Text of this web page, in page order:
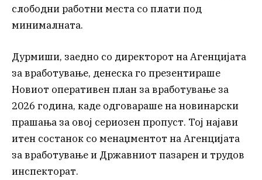
слободни работни места со плати под
минималната.
Дурмиши, заедно со директорот на Агенцијата
за вработување, денеска го презентираше
Новиот оперативен план за вработување за
2026 година, каде одговараше на новинарски
прашања за овој сериозен пропуст. Тој најави
итен состанок со менаџментот на Агенцијата
за вработување и Државниот пазарен и трудов
инспекторат.